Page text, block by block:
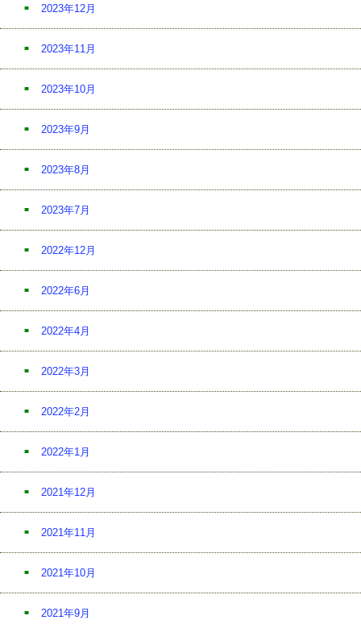
2023年12月
2023年11月
2023年10月
2023年9月
2023年8月
2023年7月
2022年12月
2022年6月
2022年4月
2022年3月
2022年2月
2022年1月
2021年12月
2021年11月
2021年10月
2021年9月